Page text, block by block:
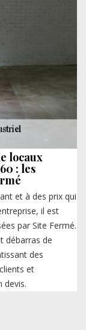
locaux
: les
et à des prix qui
il est
par Site Fermé.
débarras de
des
et
devis.